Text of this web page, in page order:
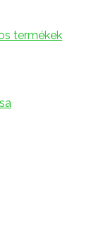
termékek